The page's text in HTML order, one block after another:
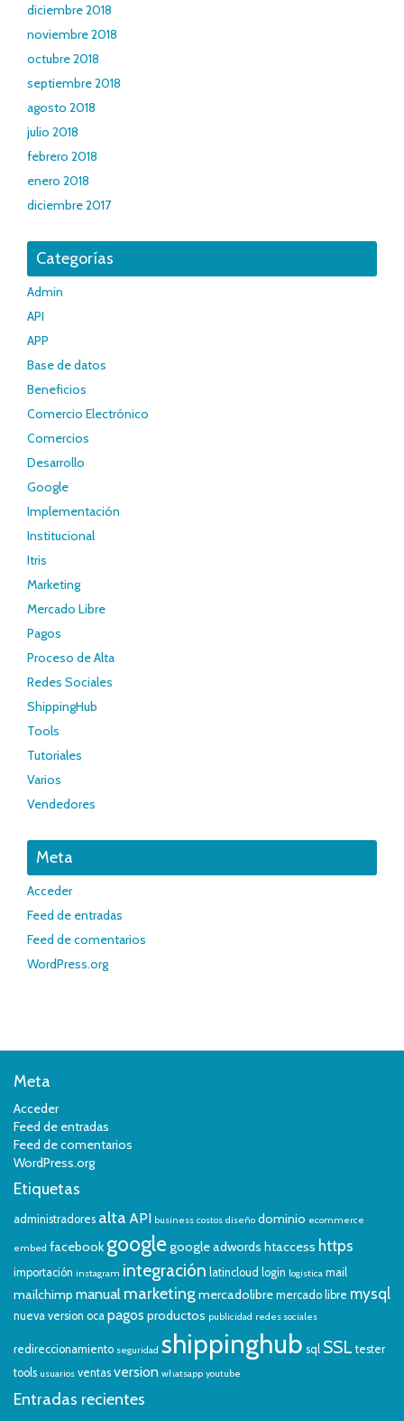
diciembre 2018
noviembre 2018
octubre 2018
septiembre 2018
agosto 2018
julio 2018
febrero 2018
enero 2018
diciembre 2017
Categorías
Admin
API
APP
Base de datos
Beneficios
Comercio Electrónico
Comercios
Desarrollo
Google
Implementación
Institucional
Itris
Marketing
Mercado Libre
Pagos
Proceso de Alta
Redes Sociales
ShippingHub
Tools
Tutoriales
Varios
Vendedores
Meta
Acceder
Feed de entradas
Feed de comentarios
WordPress.org
Meta
Acceder
Feed de entradas
Feed de comentarios
WordPress.org
Etiquetas
administradores alta API business costos diseño dominio ecommerce
embed facebook google google adwords htaccess https
importación instagram integración latincloud login logistica mail
mailchimp manual marketingmercadolibre mercado libre mysql
nueva version oca pagos productos publicidad redes sociales
redireccionamiento seguridad shippinghub sql SSL tester
tools usuarios ventas version whatsapp youtube
Entradas recientes